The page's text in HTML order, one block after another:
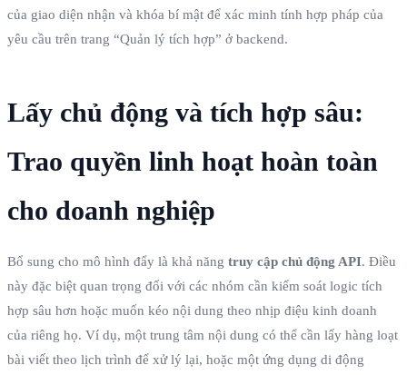
của giao diện nhận và khóa bí mật để xác minh tính hợp pháp của
yêu cầu trên trang “Quản lý tích hợp” ở backend.
Lấy chủ động và tích hợp sâu:
Trao quyền linh hoạt hoàn toàn
cho doanh nghiệp
Bổ sung cho mô hình đẩy là khả năng truy cập chủ động API. Điều
này đặc biệt quan trọng đối với các nhóm cần kiểm soát logic tích
hợp sâu hơn hoặc muốn kéo nội dung theo nhịp điệu kinh doanh
của riêng họ. Ví dụ, một trung tâm nội dung có thể cần lấy hàng loạt
bài viết theo lịch trình để xử lý lại, hoặc một ứng dụng di động